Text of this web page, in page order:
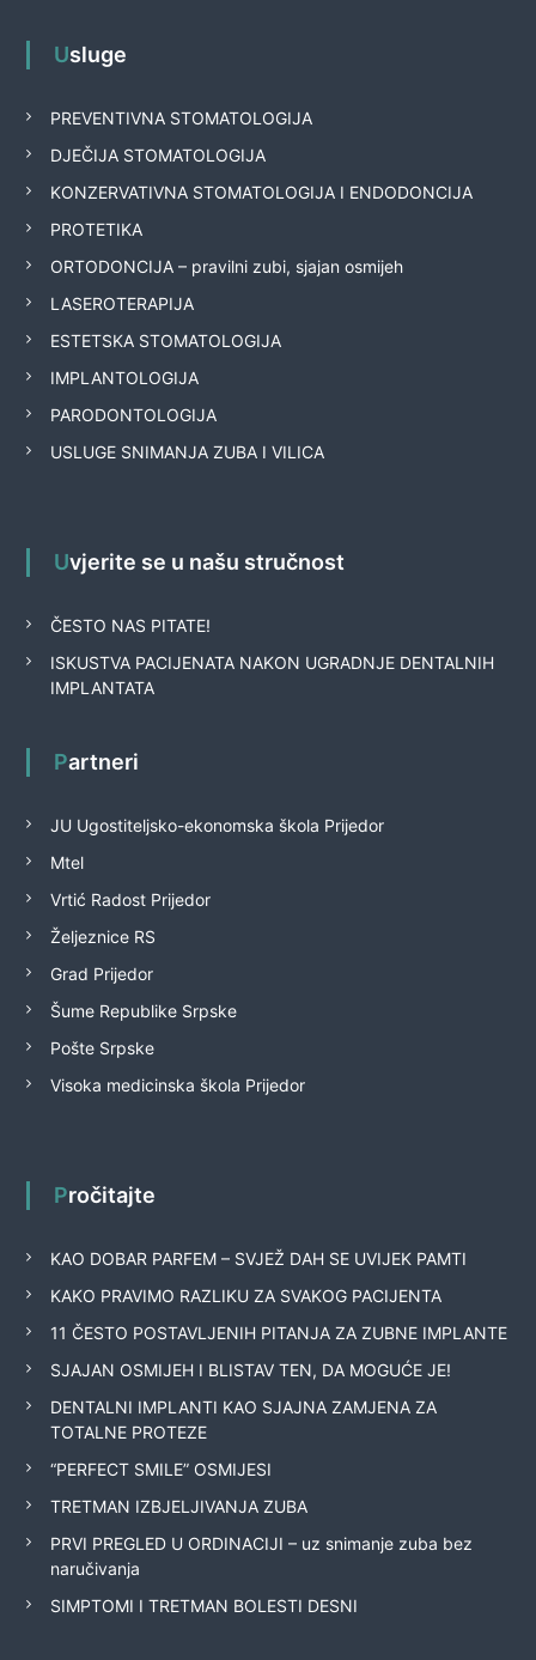
Usluge
PREVENTIVNA STOMATOLOGIJA
DJEČIJA STOMATOLOGIJA
KONZERVATIVNA STOMATOLOGIJA I ENDODONCIJA
PROTETIKA
ORTODONCIJA – pravilni zubi, sjajan osmijeh
LASEROTERAPIJA
ESTETSKA STOMATOLOGIJA
IMPLANTOLOGIJA
PARODONTOLOGIJA
USLUGE SNIMANJA ZUBA I VILICA
Uvjerite se u našu stručnost
ČESTO NAS PITATE!
ISKUSTVA PACIJENATA NAKON UGRADNJE DENTALNIH
IMPLANTATA
Partneri
JU Ugostiteljsko-ekonomska škola Prijedor
Mtel
Vrtić Radost Prijedor
Željeznice RS
Grad Prijedor
Šume Republike Srpske
Pošte Srpske
Visoka medicinska škola Prijedor
Pročitajte
KAO DOBAR PARFEM – SVJEŽ DAH SE UVIJEK PAMTI
KAKO PRAVIMO RAZLIKU ZA SVAKOG PACIJENTA
11 ČESTO POSTAVLJENIH PITANJA ZA ZUBNE IMPLANTE
SJAJAN OSMIJEH I BLISTAV TEN, DA MOGUĆE JE!
DENTALNI IMPLANTI KAO SJAJNA ZAMJENA ZA
TOTALNE PROTEZE
“PERFECT SMILE” OSMIJESI
TRETMAN IZBJELJIVANJA ZUBA
PRVI PREGLED U ORDINACIJI – uz snimanje zuba bez
naručivanja
SIMPTOMI I TRETMAN BOLESTI DESNI